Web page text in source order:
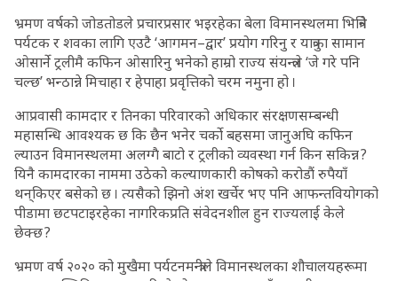
भ्रमण वर्षको जोडतोडले प्रचारप्रसार भइरहेका बेला विमानस्थलमा भित्रिने
पर्यटक र शवका लागि एउटै ‘आगमन–द्वार’ प्रयोग गरिनु र यात्रुका सामान
ओसार्ने ट्रलीमै कफिन ओसारिनु भनेको हाम्रो राज्य संयन्त्रले ‘जे गरे पनि
चल्छ’ भन्ठान्ने मिचाहा र हेपाहा प्रवृत्तिको चरम नमुना हो ।
आप्रवासी कामदार र तिनका परिवारको अधिकार संरक्षणसम्बन्धी
महासन्धि आवश्यक छ कि छैन भनेर चर्को बहसमा जानुअघि कफिन
ल्याउन विमानस्थलमा अलग्गै बाटो र ट्रलीको व्यवस्था गर्न किन सकिन्न ?
यिनै कामदारका नाममा उठेको कल्याणकारी कोषको करोडौं रुपैयाँ
थन्‌किएर बसेको छ । त्यसैको झिनो अंश खर्चेर भए पनि आफन्तवियोगको
पीडामा छटपटाइरहेका नागरिकप्रति संवेदनशील हुन राज्यलाई केले
छेक्छ ?
भ्रमण वर्ष २०२० को मुखैमा पर्यटनमन्त्रीले विमानस्थलका शौचालयहरूमा